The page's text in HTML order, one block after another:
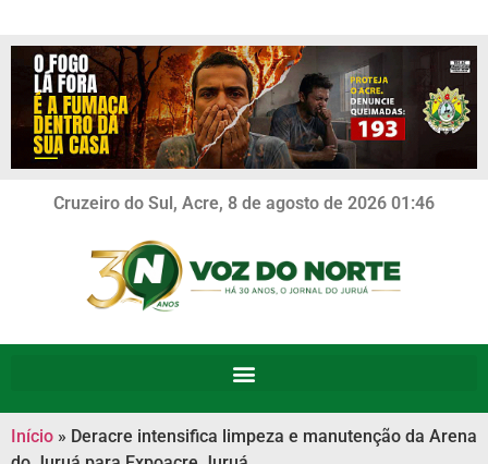
Cruzeiro do Sul, Acre, 8 de agosto de 2026 01:46
Início » Deracre intensifica limpeza e manutenção da Arena